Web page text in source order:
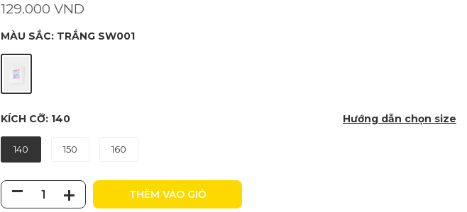
129.000 VND
MÀU SẮC: TRẮNG SW001
KÍCH CỠ: 140 Hướng dẫn chọn size
140 150 160
THÊM VÀO GIỎ